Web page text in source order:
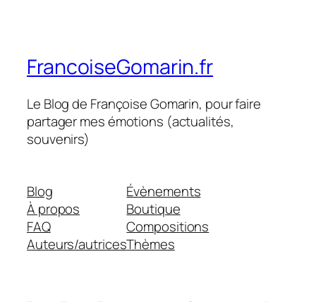
FrancoiseGomarin.fr
Le Blog de Françoise Gomarin, pour faire
partager mes émotions (actualités,
souvenirs)
Blog
À propos
FAQ
Auteurs/autrices
Évènements
Boutique
Compositions
Thèmes